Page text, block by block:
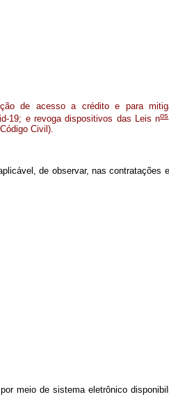
de acesso a crédito e para
19; e revoga dispositivos das Leis nos
Civil).
de observar, nas contratações
meio de sistema eletrônico